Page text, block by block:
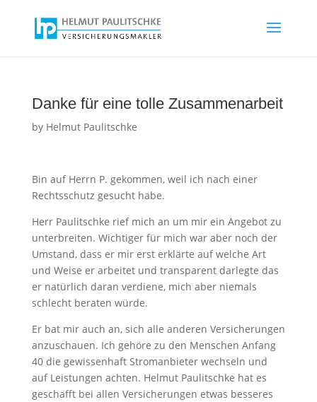
Danke für eine tolle Zusammenarbeit
by Helmut Paulitschke
Bin auf Herrn P. gekommen, weil ich nach einer
Rechtsschutz gesucht habe.
Herr Paulitschke rief mich an um mir ein Angebot zu
unterbreiten. Wichtiger für mich war aber noch der
Umstand, dass er mir erst erklärte auf welche Art
und Weise er arbeitet und transparent darlegte das
er natürlich daran verdiene, mich aber niemals
schlecht beraten würde.
Er bat mir auch an, sich alle anderen Versicherungen
anzuschauen. Ich gehöre zu den Menschen Anfang
40 die gewissenhaft Stromanbieter wechseln und
auf Leistungen achten. Helmut Paulitschke hat es
geschafft bei allen Versicherungen etwas besseres